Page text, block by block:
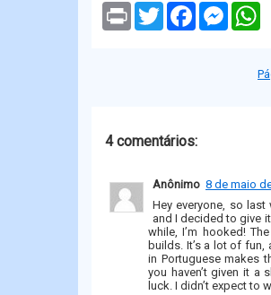
P
T
w
F
M
A
4 comentários:
Anônimo 8 de maio
Hey everyone, so
and I decided to give
while, I’m hooked!
builds. It’s a lot of
in Portuguese makes
you haven’t given it a
luck. I didn’t expect to